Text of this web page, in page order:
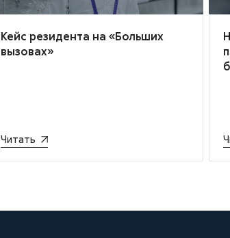
Кейс резидента на «Больших
вызовах»
Читать